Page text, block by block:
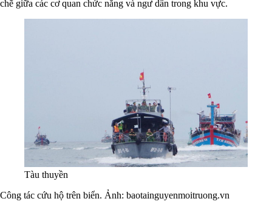
chẽ giữa các cơ quan chức năng và ngư dân trong khu vực.
Tàu thuyền
Công tác cứu hộ trên biển. Ảnh: baotainguyenmoitruong.vn